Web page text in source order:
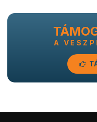
A